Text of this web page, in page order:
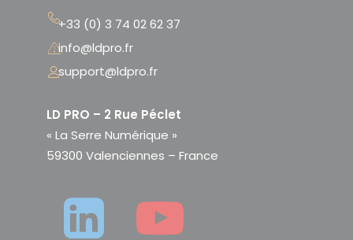
+33 (0) 3 74 02 62 37
info@ldpro.fr
support@ldpro.fr
LD PRO – 2 Rue Péclet
« La Serre Numérique »
59300 Valenciennes – France